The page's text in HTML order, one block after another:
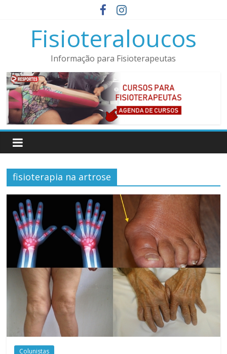
conteúdoFisioteraloucos
Informação para Fisioterapeutas
fisioterapia na artrose
Colunistas